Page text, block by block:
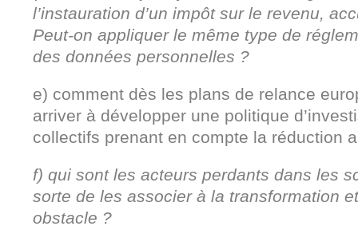
l’instauration d’un impôt sur le revenu,
Peut-on appliquer le même type de
des données personnelles ?
e) comment dès les plans de relance
arriver à développer une politique
collectifs prenant en compte la réduction
f) qui sont les acteurs perdants dans les
sorte de les associer à la transformation
obstacle ?